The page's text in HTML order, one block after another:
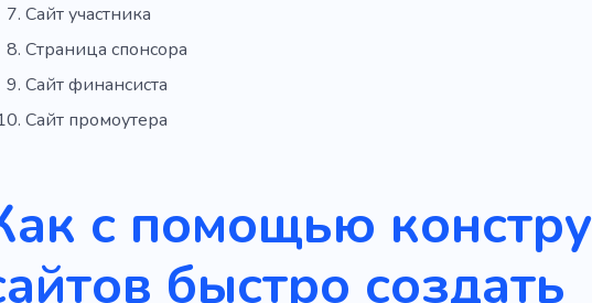
Сайт участника
Страница спонсора
Сайт финансиста
Сайт промоутера
с помощью
быстро создать